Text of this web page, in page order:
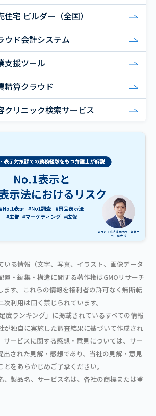
住宅 ビルダー（全国）
ウド会計システム
支援ツール
精算クラウド
クリニック検索サービス
いる情報（文字、写真、イラスト、画像データ
置・編集・構造に関する著作権はGMOリサーチ
ます。これらの情報を権利者の許可なく無断転
利用は固く禁じられています。
度ランキング」に掲載されているすべての情報
が独自に実施した調査結果に基づいて作成され
サービスに関する感想・意見については、サー
出された見解・感想であり、当社の見解・意見
をあらかじめご了承ください。
、製品名、サービス名は、各社の商標または登